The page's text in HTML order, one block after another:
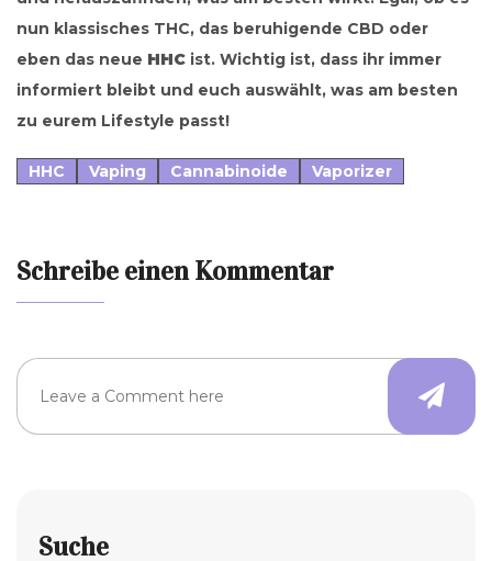
nun klassisches THC, das beruhigende CBD oder
eben das neue HHC ist. Wichtig ist, dass ihr immer
informiert bleibt und euch auswählt, was am besten
zu eurem Lifestyle passt!
HHC Vaping Cannabinoide Vaporizer
Schreibe einen Kommentar
Suche